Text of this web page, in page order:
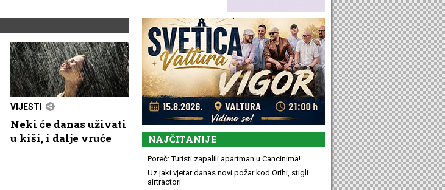
VIJESTI
Neki će danas uživati
u kiši, i dalje vruće
NAJČITANIJE
Poreč: Turisti zapalili apartman u Cancinima!
Uz jaki vjetar danas novi požar kod Orihi, stigli
airtractori